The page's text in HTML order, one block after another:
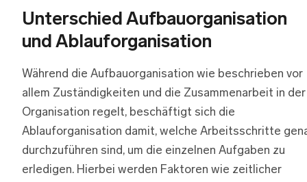
Unterschied Aufbauorganisation
und Ablauforganisation
Während die Aufbauorganisation wie beschrieben vor
allem Zuständigkeiten und die Zusammenarbeit in der
Organisation regelt, beschäftigt sich die
Ablauforganisation damit, welche Arbeitsschritte
durchzuführen sind, um die einzelnen Aufgaben zu
erledigen. Hierbei werden Faktoren wie zeitlicher